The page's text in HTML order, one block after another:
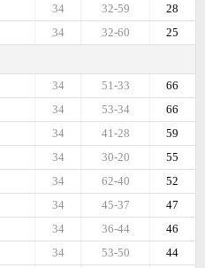
28
32-59
34
25
32-60
34
66
51-33
34
66
53-34
34
59
41-28
34
55
30-20
34
52
62-40
34
47
45-37
34
46
36-44
34
44
53-50
34